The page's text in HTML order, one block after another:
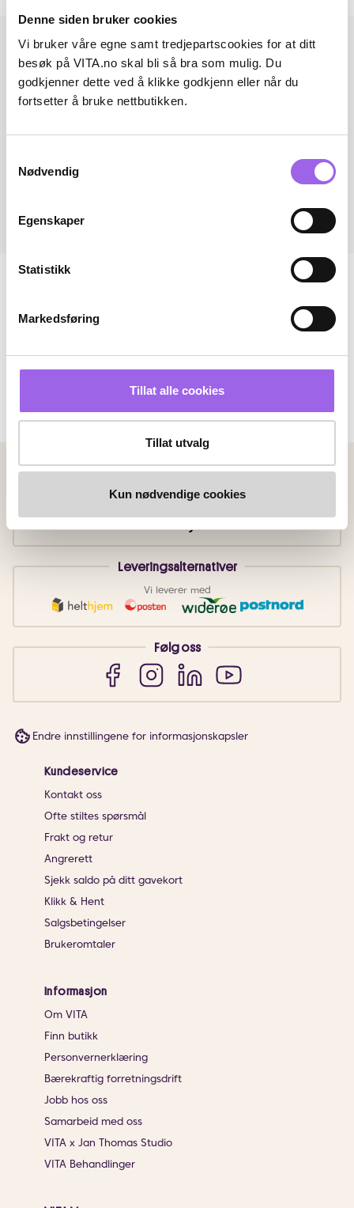
Denne siden bruker cookies
Vi bruker våre egne samt tredjepartscookies for at ditt
besøk på VITA.no skal bli så bra som mulig. Du
godkjenner dette ved å klikke godkjenn eller når du
fortsetter å bruke nettbutikken.
Nødvendig
Egenskaper
Statistikk
Markedsføring
Tillat alle cookies
Tillat utvalg
Kun nødvendige cookies
Betalingsmetoder
FakturaVippsKortbetaling
Leveringsalternativer
Vi leverer med
Følg oss
Endre innstillingene for informasjonskapsler
Kundeservice
Kontakt oss
Ofte stiltes spørsmål
Frakt og retur
Angrerett
Sjekk saldo på ditt gavekort
Klikk & Hent
Salgsbetingelser
Brukeromtaler
Informasjon
Om VITA
Finn butikk
Personvernerklæring
Bærekraftig forretningsdrift
Jobb hos oss
Samarbeid med oss
VITA x Jan Thomas Studio
VITA Behandlinger